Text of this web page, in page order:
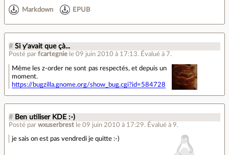
Markdown EPUB
# Si y'avait que çà...
Posté par fcartegnie le 09 juin 2010 à 17:13. Évalué à 7.
Même les z-order ne sont pas respectés, et depuis un
moment.
https://bugzilla.gnome.org/show_bug.cgi?id=584728
# Ben utiliser KDE :-)
Posté par wxuserbrest le 09 juin 2010 à 17:29. Évalué à 9.
je sais on est pas vendredi je quitte :-)